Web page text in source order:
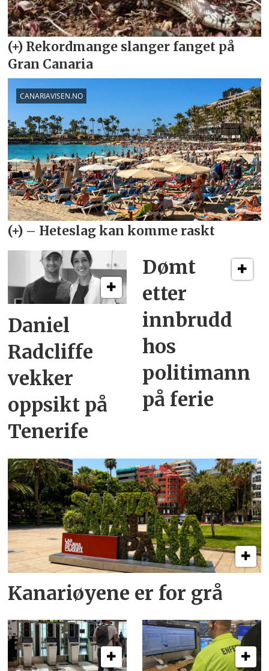
Daniel
Radcliffe
vekker
oppsikt på
Tenerife
Dømt
etter
innbrudd
hos
politimann
på ferie
Kanariøyene er for grå